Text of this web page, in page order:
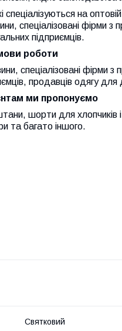
спеціалізуються на
спеціалізовані фірми
підприємців.
роботи
спеціалізовані фірми
продавців одягу для
ми пропонуємо
шорти для хлопчиків
та багато іншого.
Святковий